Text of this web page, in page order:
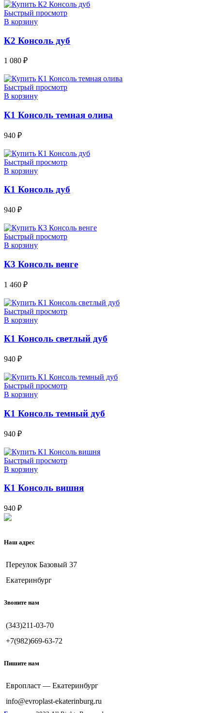
Быстрый просмотр
В корзину
К2 Консоль дуб
1 080 ₽
Быстрый просмотр
В корзину
К1 Консоль темная олива
940 ₽
Быстрый просмотр
В корзину
К1 Консоль дуб
940 ₽
Быстрый просмотр
В корзину
К3 Консоль венге
1 460 ₽
Быстрый просмотр
В корзину
К1 Консоль светлый дуб
940 ₽
Быстрый просмотр
В корзину
К1 Консоль темный дуб
940 ₽
Быстрый просмотр
В корзину
К1 Консоль вишня
940 ₽
Наш адрес
Переулок Базовый 37
Екатеринбург
Звоните нам
(343)211-03-70
+7(982)669-63-72
Пишите нам
Европласт — Екатеринбург
info@evroplast-ekaterinburg.ru